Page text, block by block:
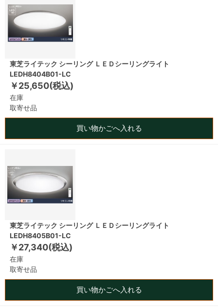
東芝ライテック シーリング ＬＥＤシーリングライト
LEDH8404B01-LC
￥25,650(税込)
在庫
取寄せ品
買い物かごへ入れる
東芝ライテック シーリング ＬＥＤシーリングライト
LEDH8405B01-LC
￥27,340(税込)
在庫
取寄せ品
買い物かごへ入れる